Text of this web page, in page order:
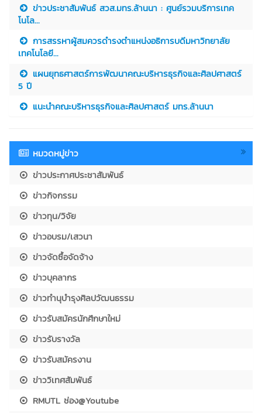
ข่าวประชาสัมพันธ์ สวส.มทร.ล้านนา : ศูนย์รวมบริการเทค
โนโล...
การสรรหาผู้สมควรดำรงตำแหน่งอธิการบดีมหาวิทยาลัย
เทคโนโลยี...
แผนยุทธศาสตร์การพัฒนาคณะบริหารธุรกิจและศิลปศาสตร์
5 ปี
แนะนำคณะบริหารธุรกิจและศิลปศาสตร์ มทร.ล้านนา
หมวดหมู่ข่าว
ข่าวประกาศประชาสัมพันธ์
ข่าวกิจกรรม
ข่าวทุน/วิจัย
ข่าวอบรม/เสวนา
ข่าวจัดซื้อจัดจ้าง
ข่าวบุคลากร
ข่าวทำนุบำรุงศิลปวัฒนธรรม
ข่าวรับสมัครนักศึกษาใหม่
ข่าวรับรางวัล
ข่าวรับสมัครงาน
ข่าววิเทศสัมพันธ์
RMUTL ช่อง@Youtube